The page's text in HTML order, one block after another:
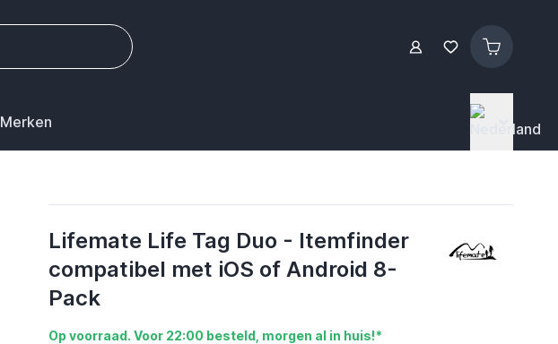
Merken
Lifemate Life Tag Duo - Itemfinder
compatibel met iOS of Android 8-
Pack
Op voorraad. Voor 22:00 besteld, morgen al in huis!*